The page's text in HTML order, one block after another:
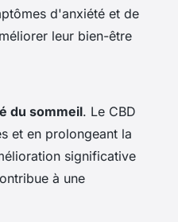
d'anxiété et de
leur bien-être
du sommeil. Le CBD
et en prolongeant la
significative
à une